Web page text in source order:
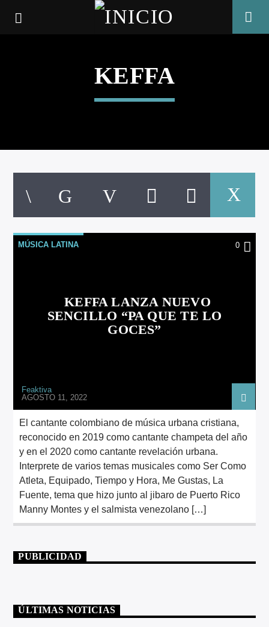
CANCIÓN ACTUAL
KEFFA
MÚSICA LATINA 0
KEFFA LANZA NUEVO
SENCILLO “PA QUE TE LO
GOCES”
Feaktiva
AGOSTO 11, 2022
El cantante colombiano de música urbana cristiana,
reconocido en 2019 como cantante champeta del año
y en el 2020 como cantante revelación urbana.
Interprete de varios temas musicales como Ser Como
Atleta, Equipado, Tiempo y Hora, Me Gustas, La
Fuente, tema que hizo junto al jibaro de Puerto Rico
Manny Montes y el salmista venezolano […]
PUBLICIDAD
ÚLTIMAS NOTICIAS